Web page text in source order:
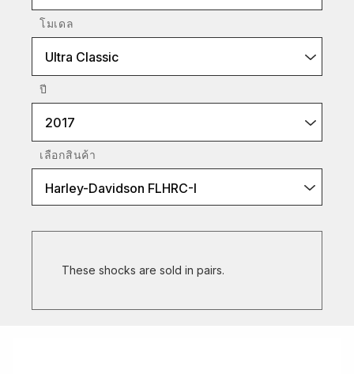
โมเดล
Ultra Classic
ปี
2017
เลือกสินค้า
Harley-Davidson FLHRC-I
These shocks are sold in pairs.